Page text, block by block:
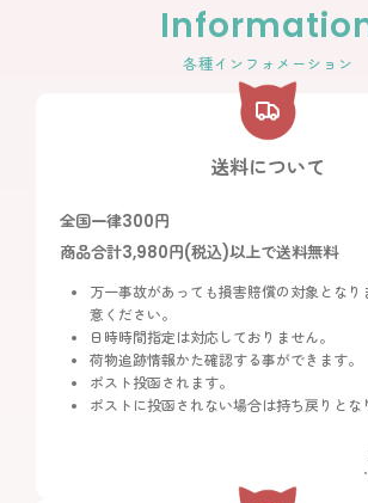
各種インフォメーション
送料について
全国一律300円
商品合計3,980円(税込)以上で送料無料
万一事故があっても損害賠償の対象となり
意ください。
日時時間指定は対応しておりません。
荷物追跡情報かた確認する事ができます。
ポスト投函されます。
ポストに投函されない場合は持ち戻りとな